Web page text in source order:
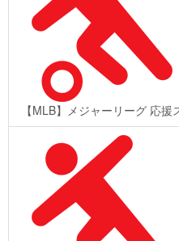
【MLB】メジャーリーグ 応援